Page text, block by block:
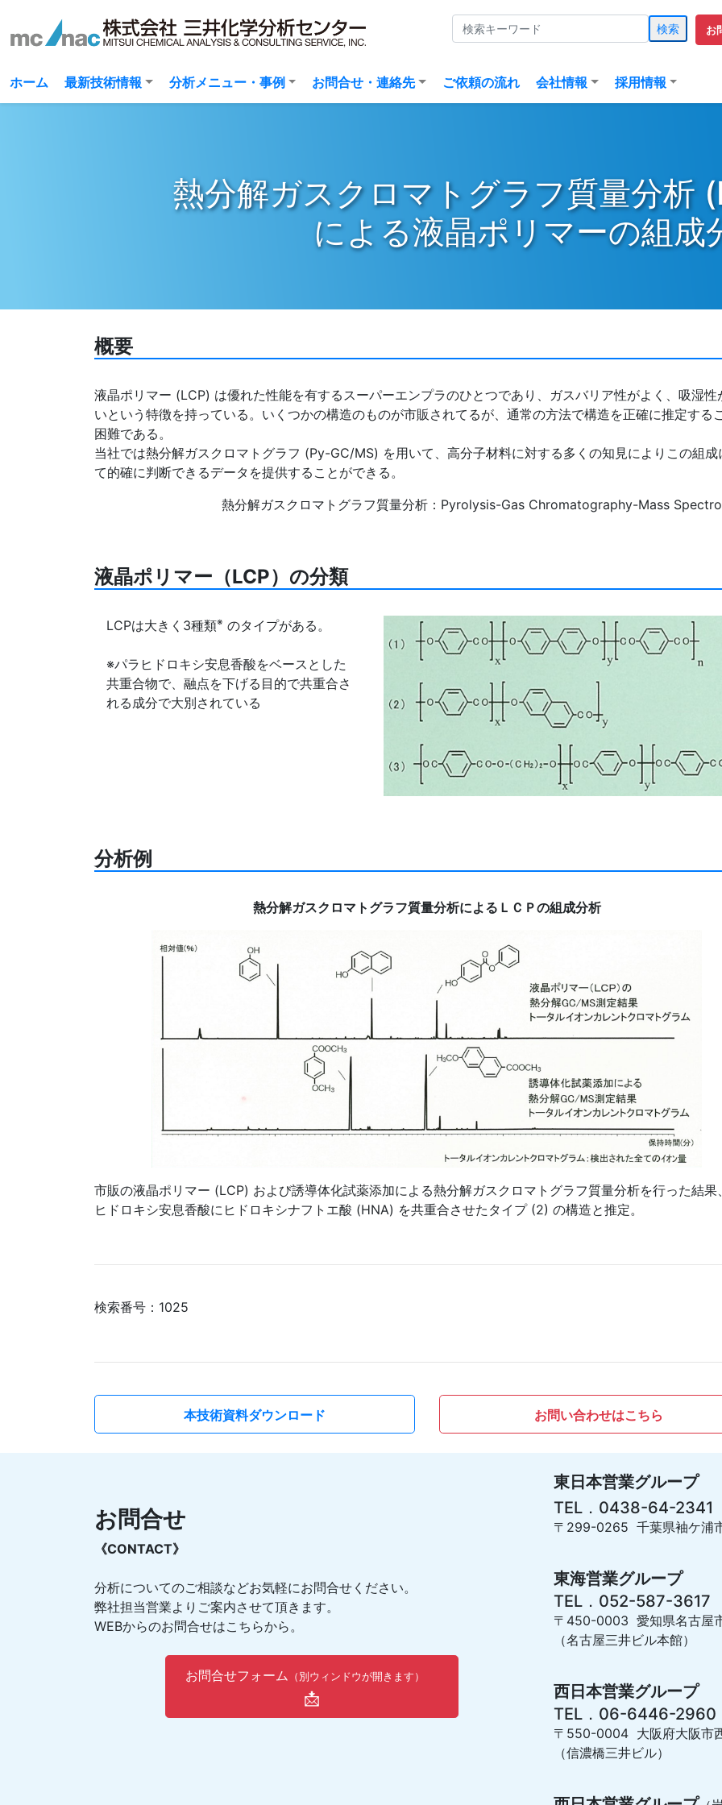
検索 お
ホーム (current)
最新技術情報 分析メニュー・事例 お問合せ・連絡先 ご依頼の流れ(current)
会社情報 採用情報
熱分解ガスクロマトグラフ質量分析
による液晶ポリマーの組成
概要
液晶ポリマー (LCP) は優れた性能を有するスーパーエンプラのひとつであり、ガスバリア性がよく、吸湿性
いという特徴を持っている。いくつかの構造のものが市販されてるが、通常の方法で構造を正確に推定する
困難である。
当社では熱分解ガスクロマトグラフ (Py-GC/MS) を用いて、高分子材料に対する多くの知見によりこの組成
て的確に判断できるデータを提供することができる。
熱分解ガスクロマトグラフ質量分析：Pyrolysis-Gas Chromatography-Mass
液晶ポリマー（LCP）の分類
LCPは大きく3種類※ のタイプがある。
※パラヒドロキシ安息香酸をベースとした
共重合物で、融点を下げる目的で共重合さ
れる成分で大別されている
分析例
熱分解ガスクロマトグラフ質量分析によるＬＣＰの組成分析
市販の液晶ポリマー (LCP) および誘導体化試薬添加による熱分解ガスクロマトグラフ質量分析を行った結果
ヒドロキシ安息香酸にヒドロキシナフトエ酸 (HNA) を共重合させたタイプ (2) の構造と推定。
検索番号：1025
本技術資料ダウンロード お問い合わせはこちら
お問合せ
《CONTACT》
分析についてのご相談などお気軽にお問合せください。
弊社担当営業よりご案内させて頂きます。
WEBからのお問合せはこちらから。
お問合せフォーム （別ウィンドウが開きます）
📩
東日本営業グループ
TEL．0438-64-
〒299-0265 千葉県袖ケ浦
東海営業グループ
TEL．052-587-
〒450-0003 愛知県名古屋
（名古屋三井ビル本館）
西日本営業グループ
TEL．06-6446-
〒550-0004 大阪府大阪市
（信濃橋三井ビル）